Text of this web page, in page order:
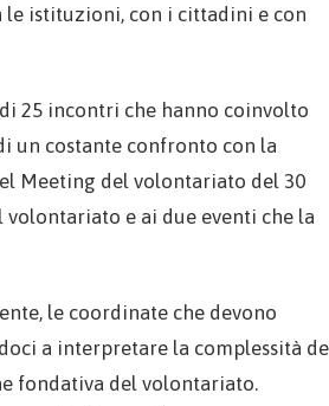
le istituzioni, con i cittadini e con
25 incontri che hanno coinvolto
un costante confronto con la
Meeting del volontariato del 30
e ai due eventi che la
le coordinate che devono
a interpretare la complessità
fondativa del volontariato.